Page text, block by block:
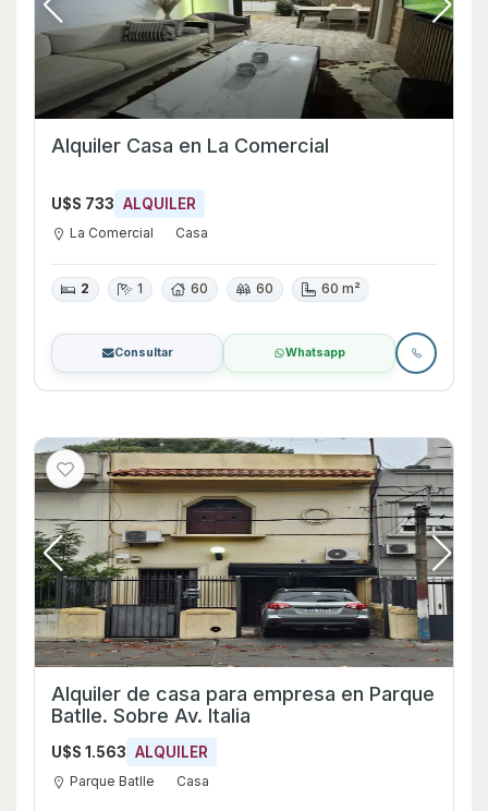
Alquiler Casa en La Comercial
U$S 733 ALQUILER
La Comercial Casa
2 1 60 60 60 m²
Consultar Whatsapp
Alquiler de casa para empresa en Parque
Batlle. Sobre Av. Italia
U$S 1.563 ALQUILER
Parque Batlle Casa